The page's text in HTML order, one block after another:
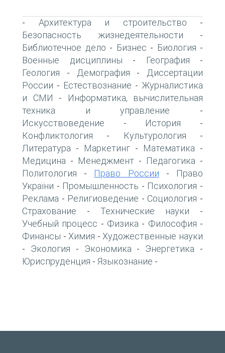
- Архитектура и строительство -
Безопасность жизнедеятельности -
Библиотечное дело - Бизнес - Биология -
Военные дисциплины - География -
Геология - Демография -
Диссертации
России - Естествознание - Журналистика
и СМИ -
Информатика, вычислительная
техника и управление -
Искусствоведение - История -
Конфликтология - Культурология -
Литература - Маркетинг - Математика -
Медицина - Менеджмент - Педагогика -
Политология - Право России -
Право
України - Промышленность - Психология -
Реклама - Религиоведение - Социология -
Страхование - Технические науки -
Учебный процесс - Физика - Философия -
Финансы - Химия - Художественные науки
- Экология - Экономика - Энергетика -
Юриспруденция - Языкознание -